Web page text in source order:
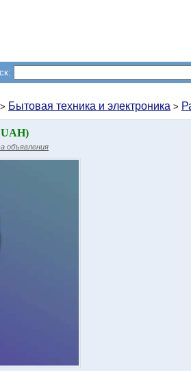
> Бытовая техника и электроника >
UAH)
объявления